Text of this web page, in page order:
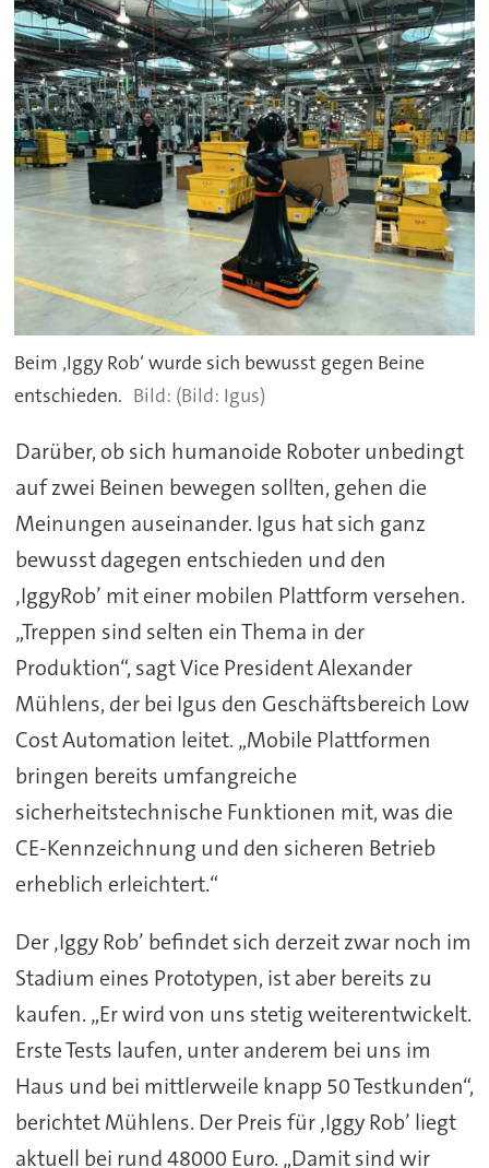
Beim ‚Iggy Rob‘ wurde sich bewusst gegen Beine
entschieden.
(Bild: Igus)
Darüber, ob sich humanoide Roboter unbedingt
auf zwei Beinen bewegen sollten, gehen die
Meinungen auseinander. Igus hat sich ganz
bewusst dagegen entschieden und den
‚IggyRob’ mit einer mobilen Plattform versehen.
„Treppen sind selten ein Thema in der
Produktion“, sagt Vice President Alexander
Mühlens, der bei Igus den Geschäftsbereich Low
Cost Automation leitet. „Mobile Plattformen
bringen bereits umfangreiche
sicherheitstechnische Funktionen mit, was die
CE-Kennzeichnung und den sicheren Betrieb
erheblich erleichtert.“
Der ‚Iggy Rob’ befindet sich derzeit zwar noch im
Stadium eines Prototypen, ist aber bereits zu
kaufen. „Er wird von uns stetig weiterentwickelt.
Erste Tests laufen, unter anderem bei uns im
Haus und bei mittlerweile knapp 50 Testkunden“,
berichtet Mühlens. Der Preis für ‚Iggy Rob’ liegt
aktuell bei rund 48000 Euro. „Damit sind wir